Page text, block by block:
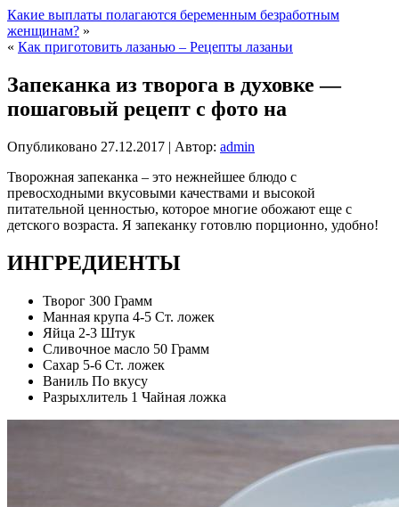
Какие выплаты полагаются беременным безработным
женщинам? »
« Как приготовить лазанью – Рецепты лазаньи
Запеканка из творога в духовке —
пошаговый рецепт с фото на
Опубликовано 27.12.2017 | Автор: admin
Творожная запеканка – это нежнейшее блюдо с
превосходными вкусовыми качествами и высокой
питательной ценностью, которое многие обожают еще с
детского возраста. Я запеканку готовлю порционно, удобно!
ИНГРЕДИЕНТЫ
Творог 300 Грамм
Манная крупа 4-5 Ст. ложек
Яйца 2-3 Штук
Сливочное масло 50 Грамм
Сахар 5-6 Ст. ложек
Ваниль По вкусу
Разрыхлитель 1 Чайная ложка